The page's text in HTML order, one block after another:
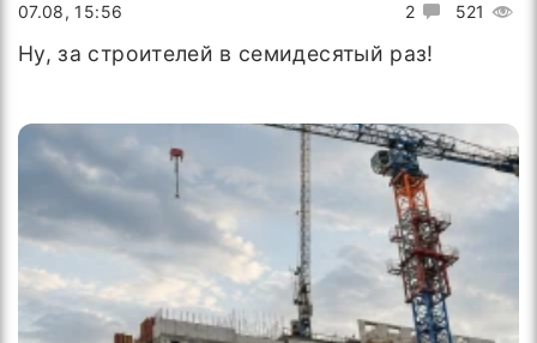
2 521
07.08, 15:56
Ну, за строителей в семидесятый раз!